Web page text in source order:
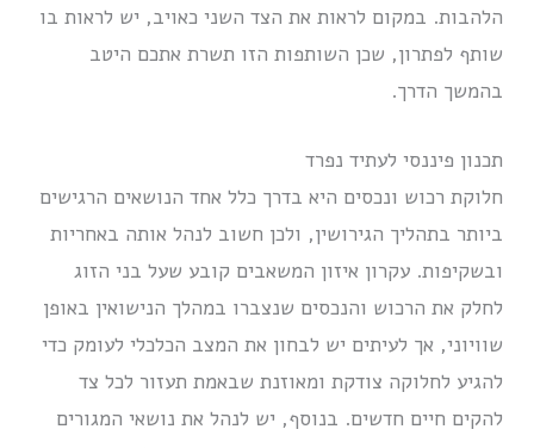
הלהבות. במקום לראות את הצד השני כאויב, יש לראות בו
שותף לפתרון, שכן השותפות הזו תשרת אתכם היטב
בהמשך הדרך.
תכנון פיננסי לעתיד נפרד
חלוקת רכוש ונכסים היא בדרך כלל אחד הנושאים הרגישים
ביותר בתהליך הגירושין, ולכן חשוב לנהל אותה באחריות
ובשקיפות. עקרון איזון המשאבים קובע שעל בני הזוג
לחלק את הרכוש והנכסים שנצברו במהלך הנישואין באופן
שוויוני, אך לעיתים יש לבחון את המצב הכלכלי לעומק כדי
להגיע לחלוקה צודקת ומאוזנת שבאמת תעזור לכל צד
להקים חיים חדשים. בנוסף, יש לנהל את נושאי המגורים